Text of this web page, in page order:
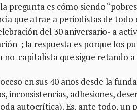
pregunta es cómo siendo
que atrae a periodistas de
del 30 aniversario- a
; la respuesta es porque los
no-capitalista que sigue retando
en sus 40 años desde la
inconsistencias, adhesiones,
autocrítica). Es, ante todo, un